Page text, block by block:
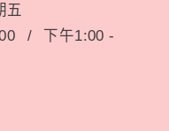
五
/
下午1:00 -